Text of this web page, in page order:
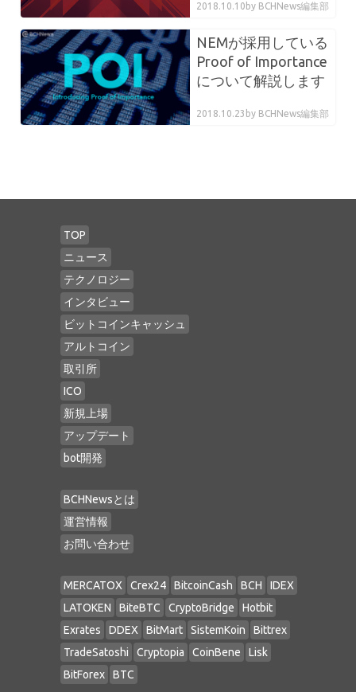
2018.10.10 by BCHNews編集部
NEMが採用している
Proof of Importance
について解説します
2018.10.23 by BCHNews編集部
TOP
ニュース
テクノロジー
インタビュー
ビットコインキャッシュ
アルトコイン
取引所
ICO
新規上場
アップデート
bot開発
BCHNewsとは
運営情報
お問い合わせ
MERCATOX Crex24 BitcoinCash BCH
IDEX
LATOKEN
BiteBTC CryptoBridge
Hotbit
Exrates
DDEX BitMart SistemKoin
Bittrex
TradeSatoshi
Cryptopia CoinBene
Lisk
BitForex
BTC